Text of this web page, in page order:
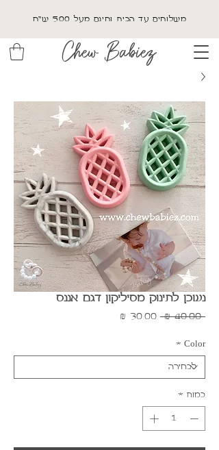
משלוחים עד הבית וחינם מעל 500 ש"ח
Chew Babiez
נשכן לתינוק מסיליקון דגם אננס
‏40.00 ‏₪
מחיר
Color
*
כמות *